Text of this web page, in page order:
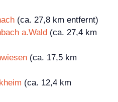
(ca. 27,8 km entfernt)
a.Wald (ca. 27,4 km
(ca. 17,5 km
(ca. 12,4 km